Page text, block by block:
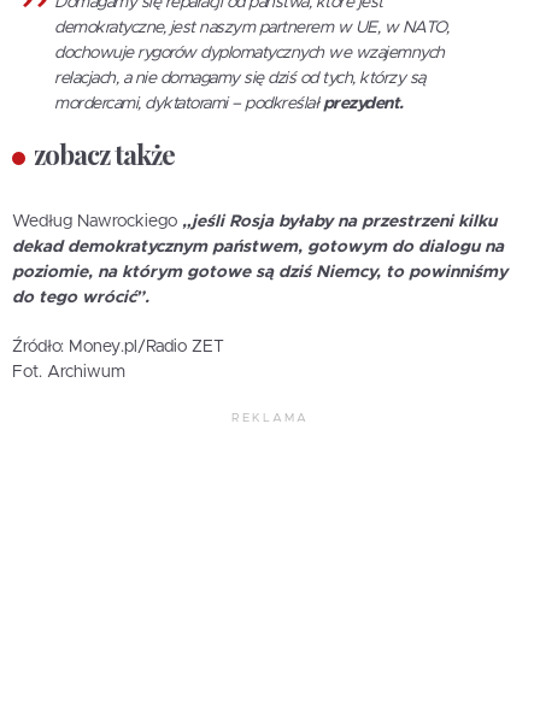
demokratyczne, jest naszym partnerem w UE, w NATO,
dochowuje rygorów dyplomatycznych we wzajemnych
relacjach, a nie domagamy się dziś od tych, którzy są
mordercami, dyktatorami – podkreślał prezydent.
zobacz także
Według Nawrockiego „jeśli Rosja byłaby na przestrzeni kilku
dekad demokratycznym państwem, gotowym do dialogu na
poziomie, na którym gotowe są dziś Niemcy, to powinniśmy
do tego wrócić”.
Źródło: Money.pl/Radio ZET
Fot. Archiwum
REKLAMA